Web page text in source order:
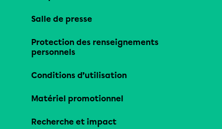
Salle de presse
Protection des renseignements
personnels
Conditions d’utilisation
Matériel promotionnel
Recherche et impact